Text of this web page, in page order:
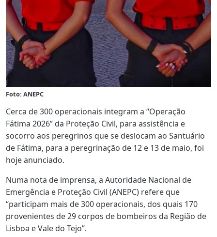
Foto: ANEPC
Cerca de 300 operacionais integram a “Operação
Fátima 2026” da Proteção Civil, para assistência e
socorro aos peregrinos que se deslocam ao Santuário
de Fátima, para a peregrinação de 12 e 13 de maio, foi
hoje anunciado.
Numa nota de imprensa, a Autoridade Nacional de
Emergência e Proteção Civil (ANEPC) refere que
“participam mais de 300 operacionais, dos quais 170
provenientes de 29 corpos de bombeiros da Região de
Lisboa e Vale do Tejo”.